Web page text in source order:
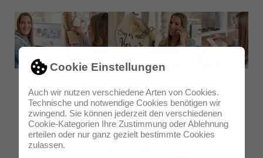
Cookie Einstellungen
Auch wir nutzen verschiedene Arten von Cookies.
Technische und notwendige Cookies benötigen wir
zwingend. Sie können jederzeit den verschiedenen
Cookie-Kategorien Ihre Zustimmung oder Ablehnung
erteilen oder nur ganz gezielt bestimmte Cookies
zulassen.Individuelle Gestaltung